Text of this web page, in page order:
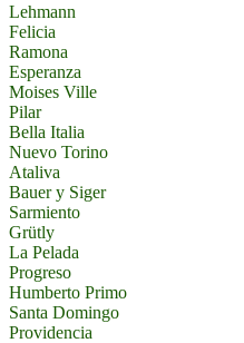
Lehmann
Felicia
Ramona
Esperanza
Moises Ville
Pilar
Bella Italia
Nuevo Torino
Ataliva
Bauer y Siger
Sarmiento
Grütly
La Pelada
Progreso
Humberto Primo
Santa Domingo
Providencia